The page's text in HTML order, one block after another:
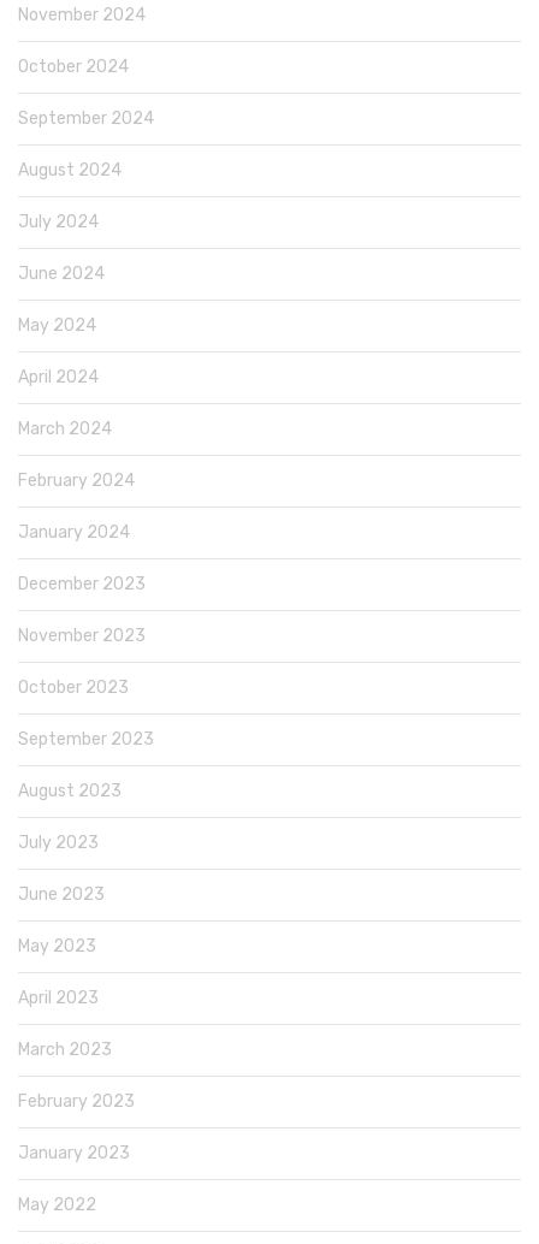
November 2024
October 2024
September 2024
August 2024
July 2024
June 2024
May 2024
April 2024
March 2024
February 2024
January 2024
December 2023
November 2023
October 2023
September 2023
August 2023
July 2023
June 2023
May 2023
April 2023
March 2023
February 2023
January 2023
May 2022